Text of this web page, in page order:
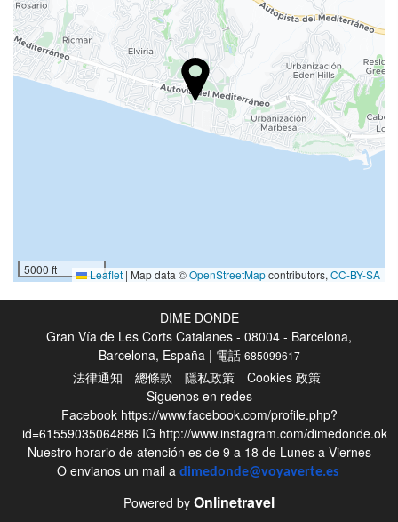
池邊酒吧
泳池浴巾
海灘椅／躺椅
簡訊
水上運動
網球
Ping pong
5000 ft Leaflet | Map data ©OpenStreetMapcontributors, CC-BY-SA
DIME DONDE
Gran Vía de Les Corts Catalanes - 08004 - Barcelona,
Barcelona, España | 電話 685099617
法律通知 總條款 隱私政策
Cookies 政策
Siguenos en redes
Facebook https://www.facebook.com/profile.php?
id=61559035064886 IG http://www.instagram.com/dimedonde.ok
Nuestro horario de atención es de 9 a 18 de Lunes a Viernes
O envianos un mail a dimedonde@voyaverte.es
Powered by Onlinetravel